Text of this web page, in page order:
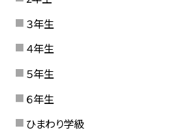
３年生
４年生
５年生
６年生
ひまわり学級